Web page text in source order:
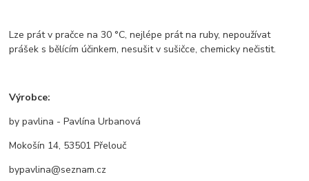
Lze prát v pračce na 30 °C, nejlépe prát na ruby, nepoužívat
prášek s bělícím účinkem, nesušit v sušičce, chemicky nečistit.
Výrobce:
by pavlina - Pavlína Urbanová
Mokošín 14, 53501 Přelouč
bypavlina@seznam.cz